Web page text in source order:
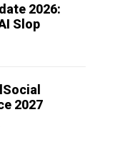
2026:
Slop
2027